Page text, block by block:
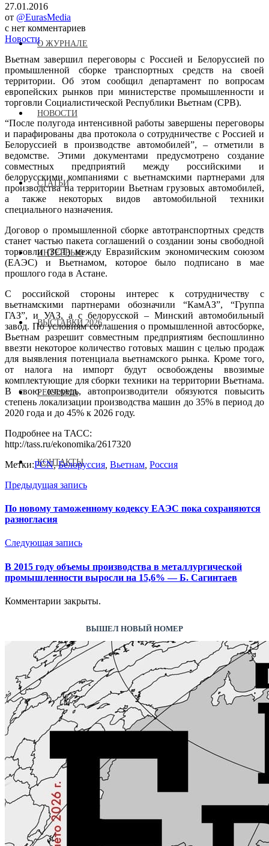
О ЖУРНАЛЕ
НОВОСТИ
СТАТЬИ
ИНТЕРВЬЮ
ВЫСТАВКИ 2026
РЕКЛАМА
КОНТАКТЫ
27.01.2016
от @EurasMedia
с нет комментариев
Новости
Вьетнам завершил переговоры с Россией и Белоруссией по
промышленной сборке транспортных средств на своей
территории. Об этом сообщил департамент по вопросам
европейских рынков при министерстве промышленности и
торговли Социалистической Республики Вьетнам (СРВ).
“После полугода интенсивной работы завершены переговоры
и парафированы два протокола о сотрудничестве с Россией и
Белоруссией в производстве автомобилей”, – отметили в
ведомстве. Этими документами предусмотрено создание
совместных предприятий между российскими и
белорусскими компаниями с вьетнамскими партнерами для
производства на территории Вьетнам грузовых автомобилей,
а также некоторых видов автомобильной техники
специального назначения.
Договор о промышленной сборке автотранспортных средств
станет частью пакета соглашений о создании зоны свободной
торговли (ЗСТ) между Евразийским экономическим союзом
(ЕАЭС) и Вьетнамом, которое было подписано в мае
прошлого года в Астане.
С российской стороны интерес к сотрудничеству с
вьетнамскими партнерами обозначили “КамАЗ”, “Группа
ГАЗ”, и УАЗ, а с белорусской – Минский автомобильный
завод. По условиям соглашения о промышленной автосборке,
Вьетнам разрешит совместным предприятиям беспошлинно
ввезти некоторое количество готовых машин с целью продаж
для выявления потенциала вьетнамского рынка. Кроме того,
от налога на импорт будут освобождены ввозимые
комплектующие для сборки техники на территории Вьетнама.
В свою очередь, автопроизводители обязуются повысить
степень локализации производства машин до 35% в период до
2020 года и до 45% к 2026 году.
Подробнее на ТАСС:
http://tass.ru/ekonomika/2617320
Метки:PCN,Белоруссия Вьетнам Россия
Предыдущая запись
По новому таможенному кодексу ЕАЭС пока сохраняются
разногласия
Следующая запись
В 2015 году объемы производства в металлургической
промышленности выросли на 15,6% — Б. Сагинтаев
Комментарии закрыты.
ВЫШЕЛ НОВЫЙ НОМЕР